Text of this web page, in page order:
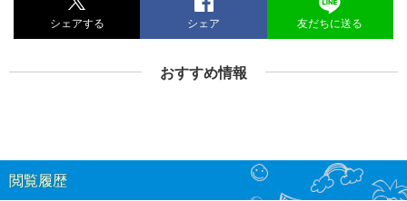
シェアする シェア 友だちに送る
おすすめ情報
閲覧履歴